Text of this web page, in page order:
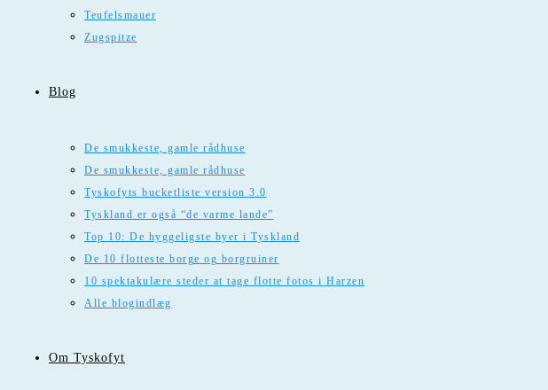
Teufelsmauer
Zugspitze
Blog
De smukkeste, gamle rådhuse
De smukkeste, gamle rådhuse
Tyskofyts bucketliste version 3.0
Tyskland er også “de varme lande”
Top 10: De hyggeligste byer i Tyskland
De 10 flotteste borge og borgruiner
10 spektakulære steder at tage flotte fotos i Harzen
Alle blogindlæg
Om Tyskofyt